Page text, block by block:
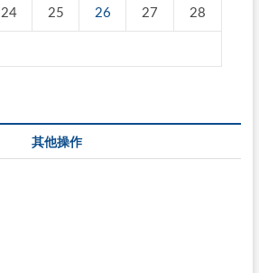
24 25 26 27 28
其他操作